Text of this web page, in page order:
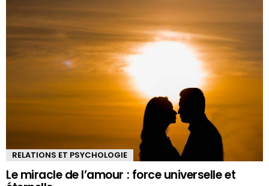
RELATIONS ET PSYCHOLOGIE
Le miracle de l’amour : force universelle et